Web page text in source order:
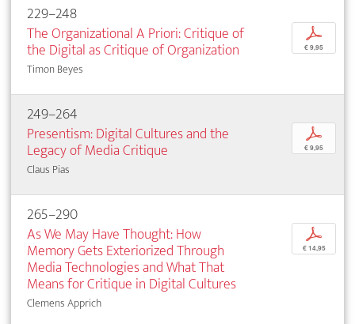
229–248
The Organizational A Priori: Critique of
the Digital as Critique of Organization
Timon Beyes
p
€ 9,95
249–264
Presentism: Digital Cultures and the
Legacy of Media Critique
Claus Pias
p
€ 9,95
265–290
As We May Have Thought: How
Memory Gets Exteriorized Through
Media Technologies and What That
Means for Critique in Digital Cultures
Clemens Apprich
p
€ 14,95